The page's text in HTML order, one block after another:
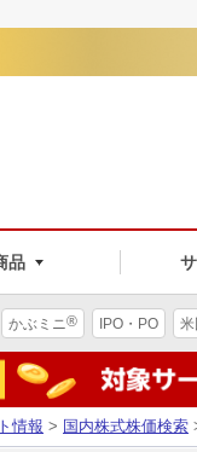
品
かぶミニ® IPO・PO
情報 > 国内株式株価検索